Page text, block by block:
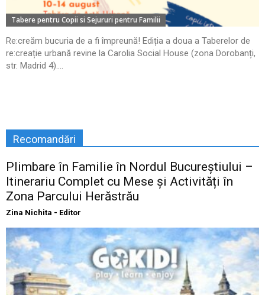
Tabere pentru Copii si Sejururi pentru Familii
Re:creăm bucuria de a fi împreună! Ediția a doua a Taberelor de
re:creație urbană revine la Carolia Social House (zona Dorobanți,
str. Madrid 4)....
Recomandări
Plimbare în Familie în Nordul Bucureștiului –
Itinerariu Complet cu Mese și Activități în
Zona Parcului Herăstrău
Zina Nichita - Editor